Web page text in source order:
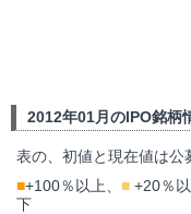
2012年01月のIPO銘柄
表の、初値と現在値は公
■+100％以上、 ■ +20％以
下